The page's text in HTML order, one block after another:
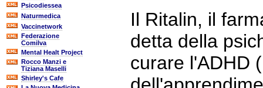
Psicodiessea
Naturmedica
Vaccinetwork
Federazione
Comilva
Mental Healt Project
Rocco Manzi e
Tiziana Maselli
Shirley's Cafe
Il Ritalin, il
detta della
curare l'ADHD